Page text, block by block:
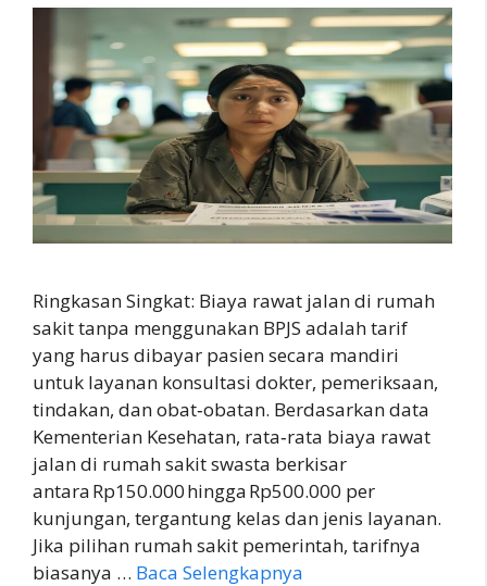
Ringkasan Singkat: Biaya rawat jalan di rumah
sakit tanpa menggunakan BPJS adalah tarif
yang harus dibayar pasien secara mandiri
untuk layanan konsultasi dokter, pemeriksaan,
tindakan, dan obat‑obatan. Berdasarkan data
Kementerian Kesehatan, rata‑rata biaya rawat
jalan di rumah sakit swasta berkisar
antara Rp150.000 hingga Rp500.000 per
kunjungan, tergantung kelas dan jenis layanan.
Jika pilihan rumah sakit pemerintah, tarifnya
biasanya … Baca Selengkapnya